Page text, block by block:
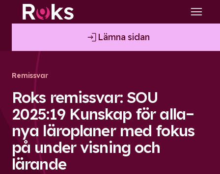
Lämna sidan
Remissvar
Roks remissvar: SOU
2025:19 Kunskap för alla–
nya läroplaner med fokus
på under visning och
lärande